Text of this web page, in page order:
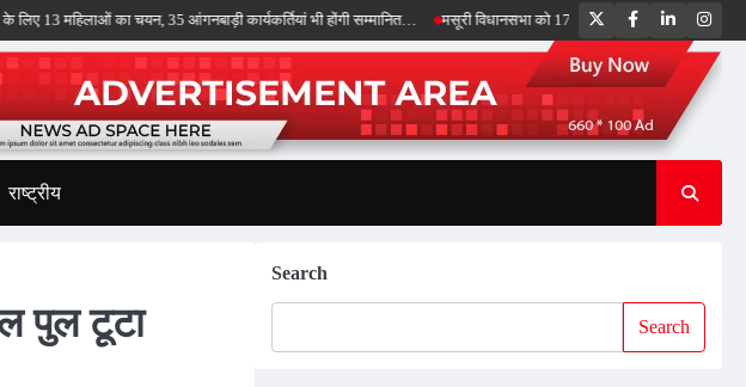
का चयन, 35 आंगनबाड़ी कार्यकर्तियां भी होंगी सम्मानित… मसूरी विधानसभा को 17.80 करोड़ की विकास योजनाओं की सौगात,
TwitterFacebookLinkedIn
राष्ट्रीय
पुल टूटा
Search
Search